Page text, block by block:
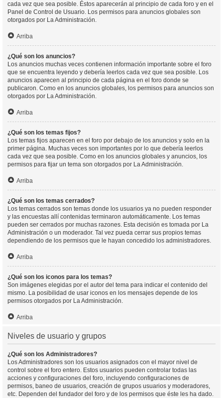
cada vez que sea posible. Éstos aparecerán al principio de cada foro y en el
Panel de Control de Usuario. Los permisos para anuncios globales son
otorgados por La Administración.
Arriba
¿Qué son los anuncios?
Los anuncios muchas veces contienen información importante sobre el foro
que se encuentra leyendo y debería leerlos cada vez que sea posible. Los
anuncios aparecen al principio de cada página en el foro donde se
publicaron. Como en los anuncios globales, los permisos para anuncios son
otorgados por La Administración.
Arriba
¿Qué son los temas fijos?
Los temas fijos aparecen en el foro por debajo de los anuncios y solo en la
primer página. Muchas veces son importantes por lo que debería leerlos
cada vez que sea posible. Como en los anuncios globales y anuncios, los
permisos para fijar un tema son otorgados por La Administración.
Arriba
¿Qué son los temas cerrados?
Los temas cerrados son temas donde los usuarios ya no pueden responder
y las encuestas allí contenidas terminaron automáticamente. Los temas
pueden ser cerrados por muchas razones. Esta decisión es tomada por La
Administración o un moderador. Tal vez pueda cerrar sus propios temas
dependiendo de los permisos que le hayan concedido los administradores.
Arriba
¿Qué son los iconos para los temas?
Son imágenes elegidas por el autor del tema para indicar el contenido del
mismo. La posibilidad de usar iconos en los mensajes depende de los
permisos otorgados por La Administración.
Arriba
Niveles de usuario y grupos
¿Qué son los Administradores?
Los Administradores son los usuarios asignados con el mayor nivel de
control sobre el foro entero. Estos usuarios pueden controlar todas las
acciones y configuraciones del foro, incluyendo configuraciones de
permisos, baneo de usuarios, creación de grupos usuarios y moderadores,
etc. Dependen del fundador del foro y de los permisos que éste les ha dado.